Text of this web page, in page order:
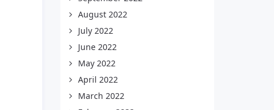
August 2022
July 2022
June 2022
May 2022
April 2022
March 2022